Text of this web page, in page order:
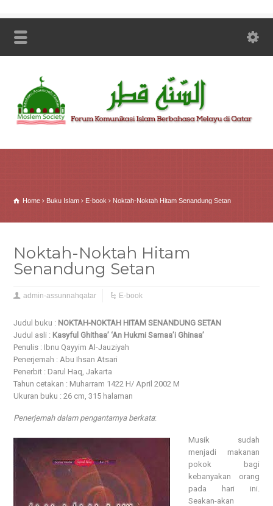
Home Buku Islam E-book Noktah-Noktah Hitam Senandung Setan
Noktah-Noktah Hitam
Senandung Setan
admin-assunnahqatar E-book
Judul buku : NOKTAH-NOKTAH HITAM SENANDUNG SETAN
Judul asli : Kasyful Ghithaa’ ‘An Hukmi Samaa’i Ghinaa’
Penulis : Ibnu Qayyim Al-Jauziyah
Penerjemah : Abu Ihsan Atsari
Penerbit : Darul Haq, Jakarta
Tahun cetakan : Muharram 1422 H/ April 2002 M
Ukuran buku : 26 cm, 315 halaman
Penerjemah dalam pengantarnya berkata:
Musik sudah
menjadi makanan
pokok bagi
kebanyakan orang
pada hari ini.
Seakan-akan